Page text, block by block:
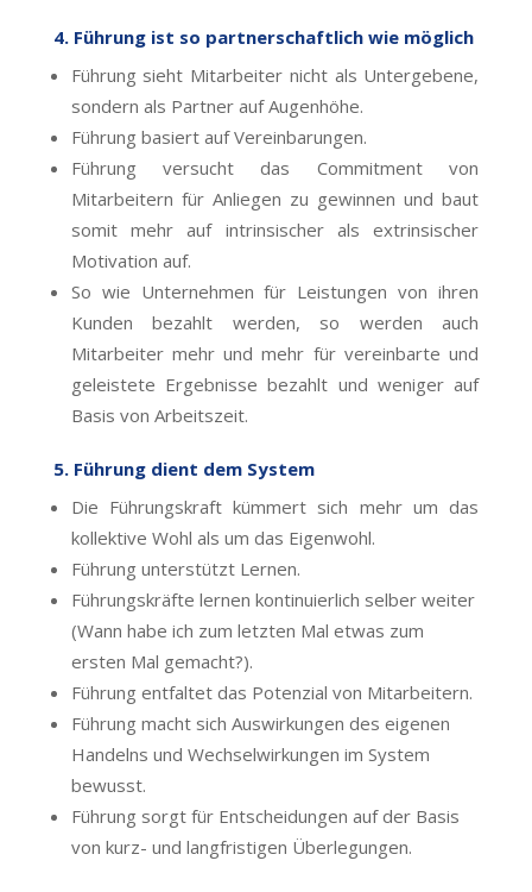
4. Führung ist so partnerschaftlich wie möglich
Führung sieht Mitarbeiter nicht als Untergebene,
sondern als Partner auf Augenhöhe.
Führung basiert auf Vereinbarungen.
Führung versucht das Commitment von
Mitarbeitern für Anliegen zu gewinnen und baut
somit mehr auf intrinsischer als extrinsischer
Motivation auf.
So wie Unternehmen für Leistungen von ihren
Kunden bezahlt werden, so werden auch
Mitarbeiter mehr und mehr für vereinbarte und
geleistete Ergebnisse bezahlt und weniger auf
Basis von Arbeitszeit.
5. Führung dient dem System
Die Führungskraft kümmert sich mehr um das
kollektive Wohl als um das Eigenwohl.
Führung unterstützt Lernen.
Führungskräfte lernen kontinuierlich selber weiter
(Wann habe ich zum letzten Mal etwas zum
ersten Mal gemacht?).
Führung entfaltet das Potenzial von Mitarbeitern.
Führung macht sich Auswirkungen des eigenen
Handelns und Wechselwirkungen im System
bewusst.
Führung sorgt für Entscheidungen auf der Basis
von kurz- und langfristigen Überlegungen.